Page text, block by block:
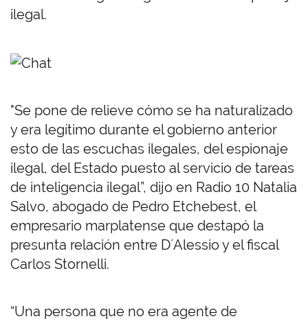
ilegal.
"Se pone de relieve cómo se ha naturalizado
y era legítimo durante el gobierno anterior
esto de las escuchas ilegales, del espionaje
ilegal, del Estado puesto al servicio de tareas
de inteligencia ilegal”, dijo en Radio 10 Natalia
Salvo, abogado de Pedro Etchebest, el
empresario marplatense que destapó la
presunta relación entre D´Alessio y el fiscal
Carlos Stornelli.
“Una persona que no era agente de